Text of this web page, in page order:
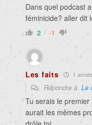
Dans quel podcast
féminicide? aller dit
2 -1
Les faits 1
Répondre à Le
Tu serais le
aurait les mêmes